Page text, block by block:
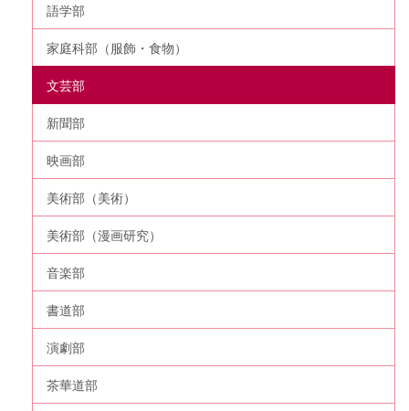
語学部
家庭科部（服飾・食物）
文芸部
新聞部
映画部
美術部（美術）
美術部（漫画研究）
音楽部
書道部
演劇部
茶華道部